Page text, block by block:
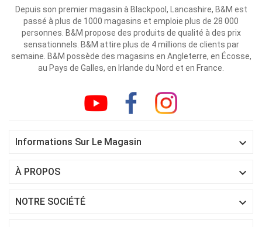
Depuis son premier magasin à Blackpool, Lancashire, B&M est
passé à plus de 1000 magasins et emploie plus de 28 000
personnes. B&M propose des produits de qualité à des prix
sensationnels. B&M attire plus de 4 millions de clients par
semaine. B&M possède des magasins en Angleterre, en Écosse,
au Pays de Galles, en Irlande du Nord et en France.
Informations Sur Le Magasin 
À PROPOS 
NOTRE SOCIÉTÉ 